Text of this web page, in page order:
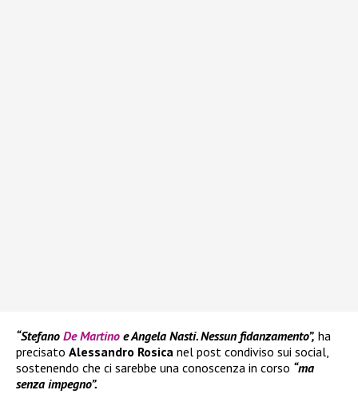
“Stefano De Martino e Angela Nasti. Nessun fidanzamento”, ha
precisato Alessandro Rosica nel post condiviso sui social,
sostenendo che ci sarebbe una conoscenza in corso “ma
senza impegno”.